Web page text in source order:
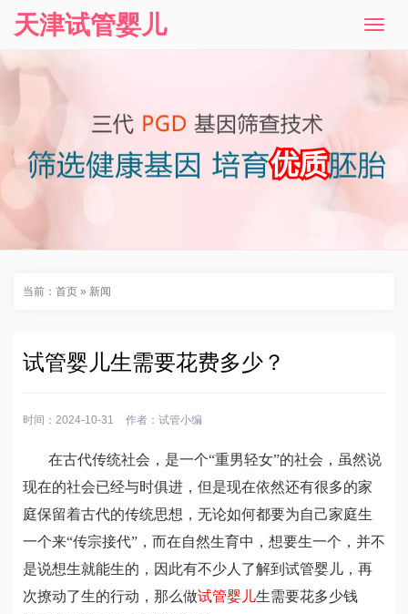
T
v
i
g
天津试管婴儿
当前： 首页 » 新闻
试管婴儿生需要花费多少？
时间：2024-10-31 作者： 试管小编
在古代传统社会，是一个“重男轻女”的社会，虽然说
现在的社会已经与时俱进，但是现在依然还有很多的家
庭保留着古代的传统思想，无论如何都要为自己家庭生
一个来“传宗接代”，而在自然生育中，想要生一个，并不
是说想生就能生的，因此有不少人了解到试管婴儿，再
次撩动了生的行动，那么做试管婴儿生需要花多少钱